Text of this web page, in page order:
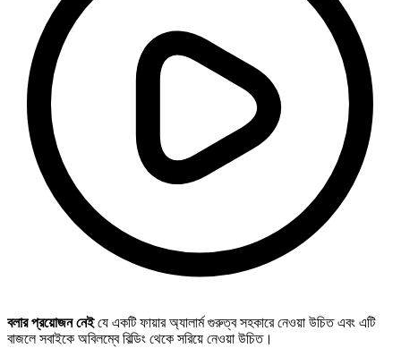
বলার প্রয়োজন নেইযে একটি ফায়ার অ্যালার্ম গুরুত্ব সহকারে নেওয়া উচিত এবং এটি
বাজলে সবাইকে অবিলম্বে বিল্ডিং থেকে সরিয়ে নেওয়া উচিত।